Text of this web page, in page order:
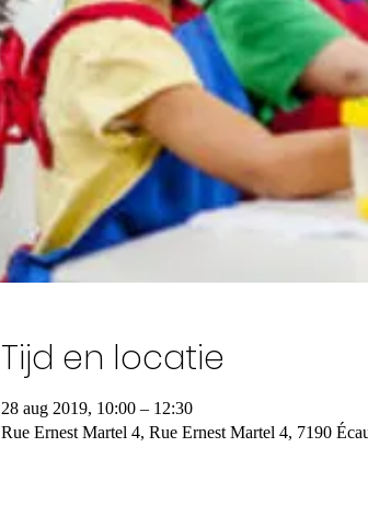
Tijd en locatie
28 aug 2019, 10:00 – 12:30
Rue Ernest Martel 4, Rue Ernest Martel 4, 7190